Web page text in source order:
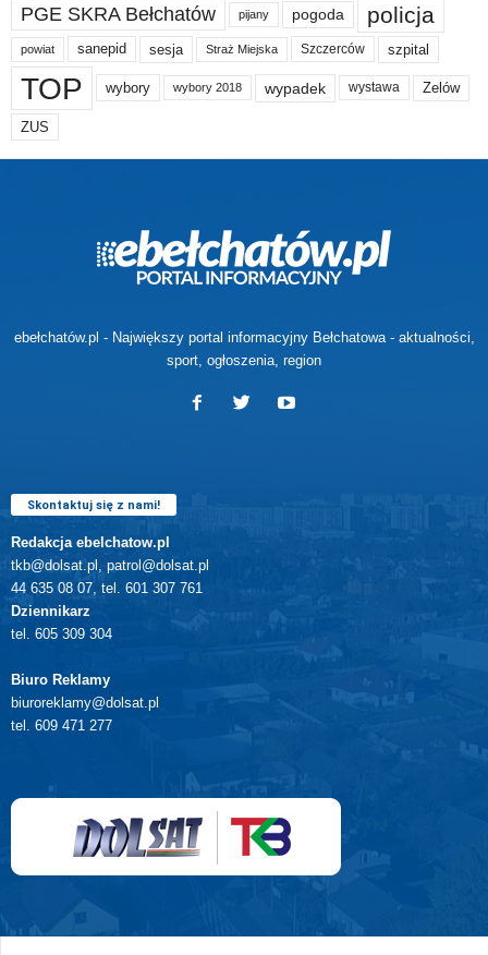
PGE SKRA Bełchatów pijany pogoda policja
powiat sanepid sesja Straż Miejska Szczerców szpital
TOP wybory wybory 2018 wypadek wystawa Zelów
ZUS
ebełchatów.pl - Największy portal informacyjny Bełchatowa - aktualności,
sport, ogłoszenia, region
Skontaktuj się z nami!
Redakcja ebelchatow.pl
tkb@dolsat.pl, patrol@dolsat.pl
44 635 08 07, tel. 601 307 761
Dziennikarz
tel. 605 309 304
Biuro Reklamy
biuroreklamy@dolsat.pl
tel. 609 471 277